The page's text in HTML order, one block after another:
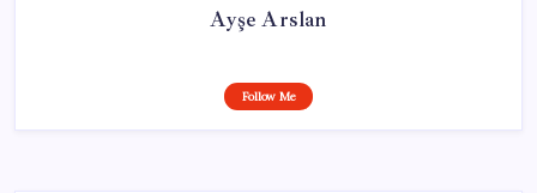
Ayşe Arslan
Follow Me